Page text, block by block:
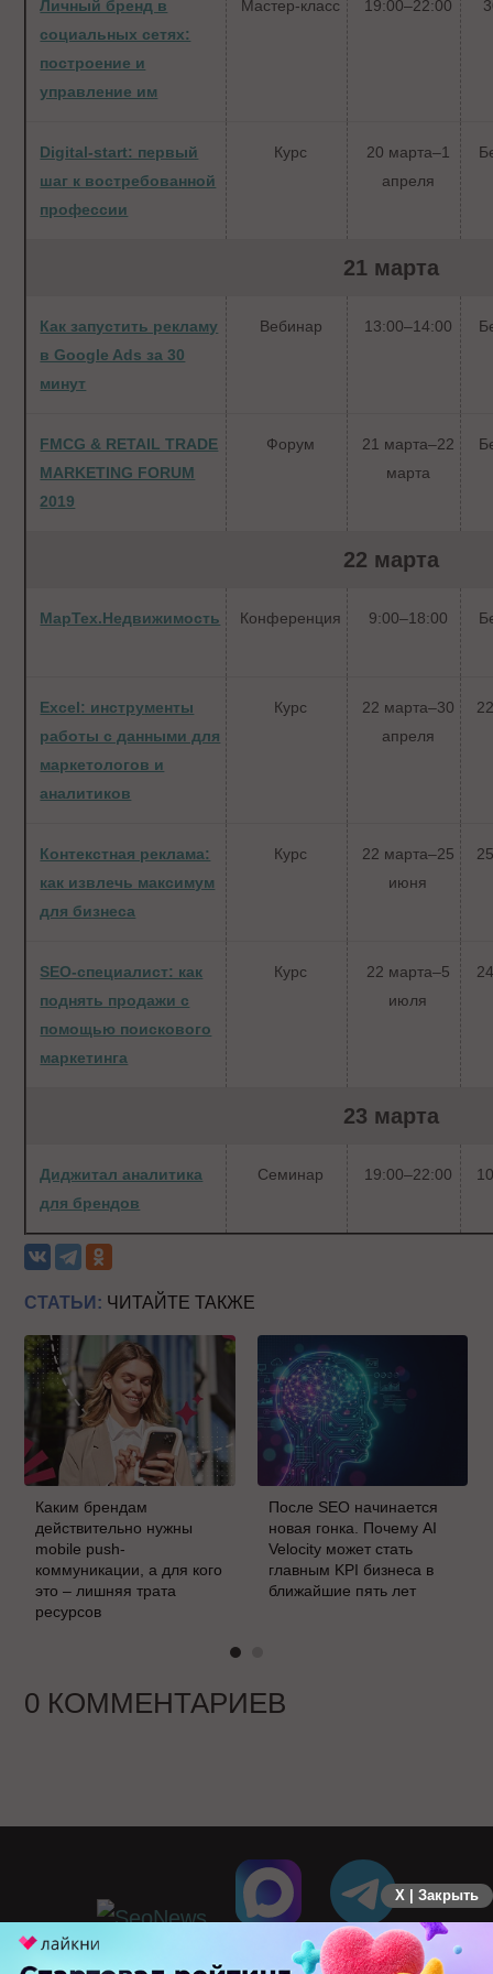
Личный бренд в
социальных сетях:
построение и
управление им
Мастер-класс 19:00–22:00
Digital-start: первый
шаг к востребованной
профессии
Курс
20 марта–1
апреля
21 марта
Как запустить рекламу
в Google Ads за 30
минут
Вебинар 13:00–14:00
FMCG & RETAIL TRADE
MARKETING FORUM
2019
Форум
21 марта–22
марта
22 марта
МарТех.Недвижимость Конференция 9:00–18:00
Excel: инструменты
работы с данными для
маркетологов и
аналитиков
Курс
22 марта–30
апреля
Контекстная реклама:
как извлечь максимум
для бизнеса
Курс
22 марта–25
июня
SEO-специалист: как
поднять продажи с
помощью поискового
маркетинга
Курс
22 марта–5
июля
23 марта
Диджитал аналитика
для брендов
Семинар 19:00–22:00
СТАТЬИ: ЧИТАЙТЕ ТАКЖЕ
Каким брендам
действительно нужны
mobile push-
коммуникации, а для кого
это – лишняя трата
ресурсов
После SEO начинается
новая гонка. Почему AI
Velocity может стать
главным KPI бизнеса в
ближайшие пять лет
0 КОММЕНТАРИЕВ
X | Закрыть
ПЕРЕЙТИ НА ПОЛНУЮ ВЕРСИЮ